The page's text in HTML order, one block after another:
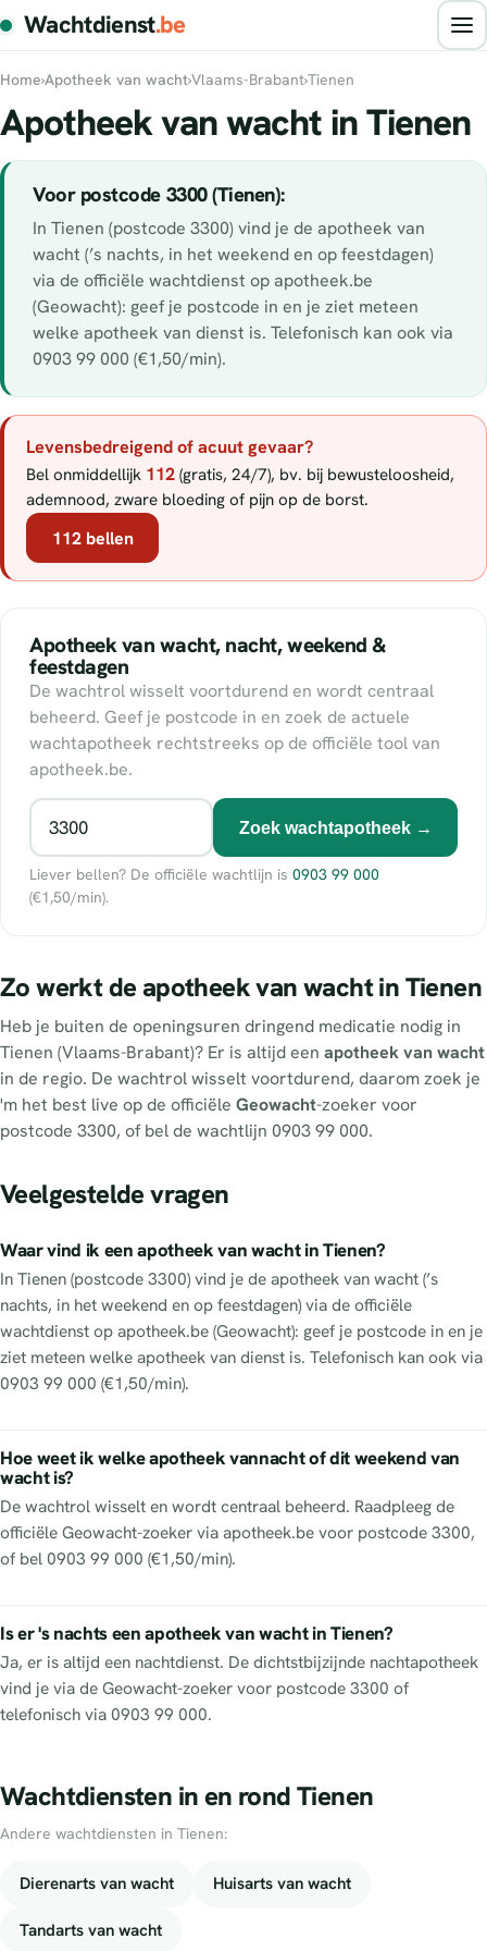
Wachtdienst.be
Home›Apotheek van wacht›Vlaams-Brabant›Tienen
Apotheek van wacht in Tienen
Voor postcode 3300 (Tienen):
In Tienen (postcode 3300) vind je de apotheek van
wacht (’s nachts, in het weekend en op feestdagen)
via de officiële wachtdienst op apotheek.be
(Geowacht): geef je postcode in en je ziet meteen
welke apotheek van dienst is. Telefonisch kan ook via
0903 99 000 (€1,50/min).
Levensbedreigend of acuut gevaar?
Bel onmiddellijk 112 (gratis, 24/7), bv. bij bewusteloosheid,
ademnood, zware bloeding of pijn op de borst.
112 bellen
Apotheek van wacht, nacht, weekend &
feestdagen
De wachtrol wisselt voortdurend en wordt centraal
beheerd. Geef je postcode in en zoek de actuele
wachtapotheek rechtstreeks op de officiële tool van
apotheek.be.
Zoek wachtapotheek →
Liever bellen? De officiële wachtlijn is 0903 99 000
(€1,50/min).
Zo werkt de apotheek van wacht in Tienen
Heb je buiten de openingsuren dringend medicatie nodig in
Tienen (Vlaams-Brabant)? Er is altijd een apotheek van wacht
in de regio. De wachtrol wisselt voortdurend, daarom zoek je
'm het best live op de officiële Geowacht-zoeker voor
postcode 3300, of bel de wachtlijn 0903 99 000.
Veelgestelde vragen
Waar vind ik een apotheek van wacht in Tienen?
In Tienen (postcode 3300) vind je de apotheek van wacht (’s
nachts, in het weekend en op feestdagen) via de officiële
wachtdienst op apotheek.be (Geowacht): geef je postcode in en je
ziet meteen welke apotheek van dienst is. Telefonisch kan ook via
0903 99 000 (€1,50/min).
Hoe weet ik welke apotheek vannacht of dit weekend van
wacht is?
De wachtrol wisselt en wordt centraal beheerd. Raadpleeg de
officiële Geowacht-zoeker via apotheek.be voor postcode 3300,
of bel 0903 99 000 (€1,50/min).
Is er 's nachts een apotheek van wacht in Tienen?
Ja, er is altijd een nachtdienst. De dichtstbijzijnde nachtapotheek
vind je via de Geowacht-zoeker voor postcode 3300 of
telefonisch via 0903 99 000.
Wachtdiensten in en rond Tienen
Andere wachtdiensten in Tienen:
Dierenarts van wacht Huisarts van wacht
Tandarts van wacht